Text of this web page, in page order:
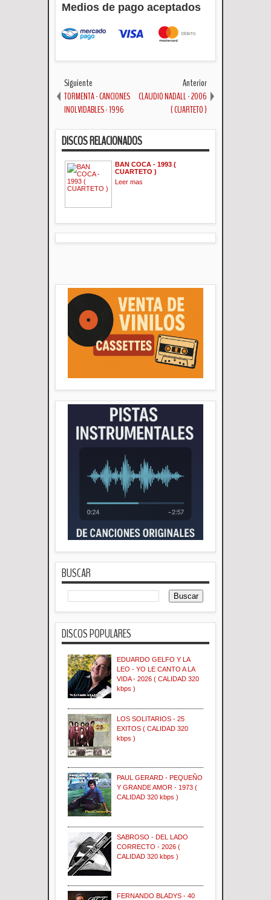
Medios de pago aceptados
Siguiente
TORMENTA - CANCIONES
INOLVIDABLES - 1996
Anterior
CLAUDIO NADALL - 2006
( CUARTETO )
DISCOS RELACIONADOS
BAN COCA - 1993 (
CUARTETO )
Leer mas
BUSCAR
DISCOS POPULARES
EDUARDO GELFO Y LA
LEO - YO LE CANTO A LA
VIDA - 2026 ( CALIDAD 320
kbps )
LOS SOLITARIOS - 25
EXITOS ( CALIDAD 320
kbps )
PAUL GERARD - PEQUEÑO
Y GRANDE AMOR - 1973 (
CALIDAD 320 kbps )
SABROSO - DEL LADO
CORRECTO - 2026 (
CALIDAD 320 kbps )
FERNANDO BLADYS - 40